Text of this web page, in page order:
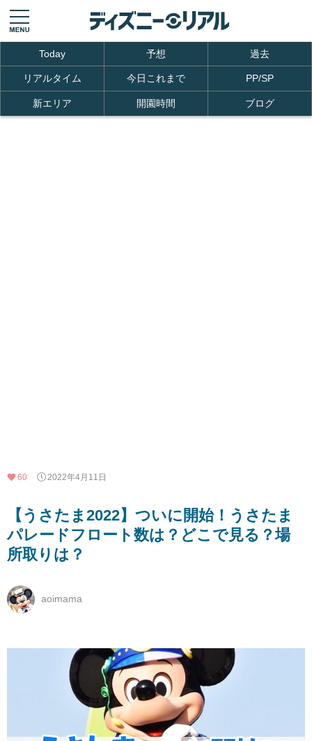
Today 予想 過去
リアルタイム 今日これまで PP/SP
新エリア 開園時間 ブログ
60 2022年4月11日
【うさたま2022】ついに開始！うさたま
パレードフロート数は？どこで見る？場
所取りは？
aoimama